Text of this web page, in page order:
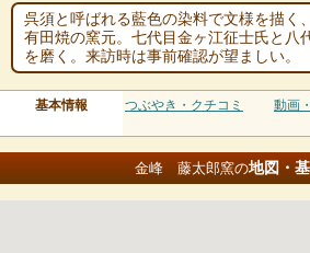
呉須と呼ばれる藍色の染料で文様を描く
有田焼の窯元。七代目金ヶ江征士氏と八
を磨く。来訪時は事前確認が望ましい。
基本情報 つぶやき・クチコミ 動画
金峰 藤太郎窯の地図・